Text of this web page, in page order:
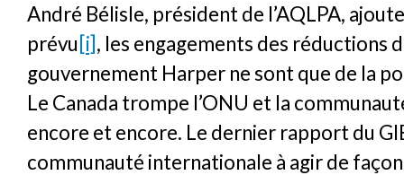
André Bélisle, président de l’AQLPA,
prévu[i], les engagements des réductions
gouvernement Harper ne sont que de la
Le Canada trompe l’ONU et la
encore et encore. Le dernier rapport du
communauté internationale à agir de